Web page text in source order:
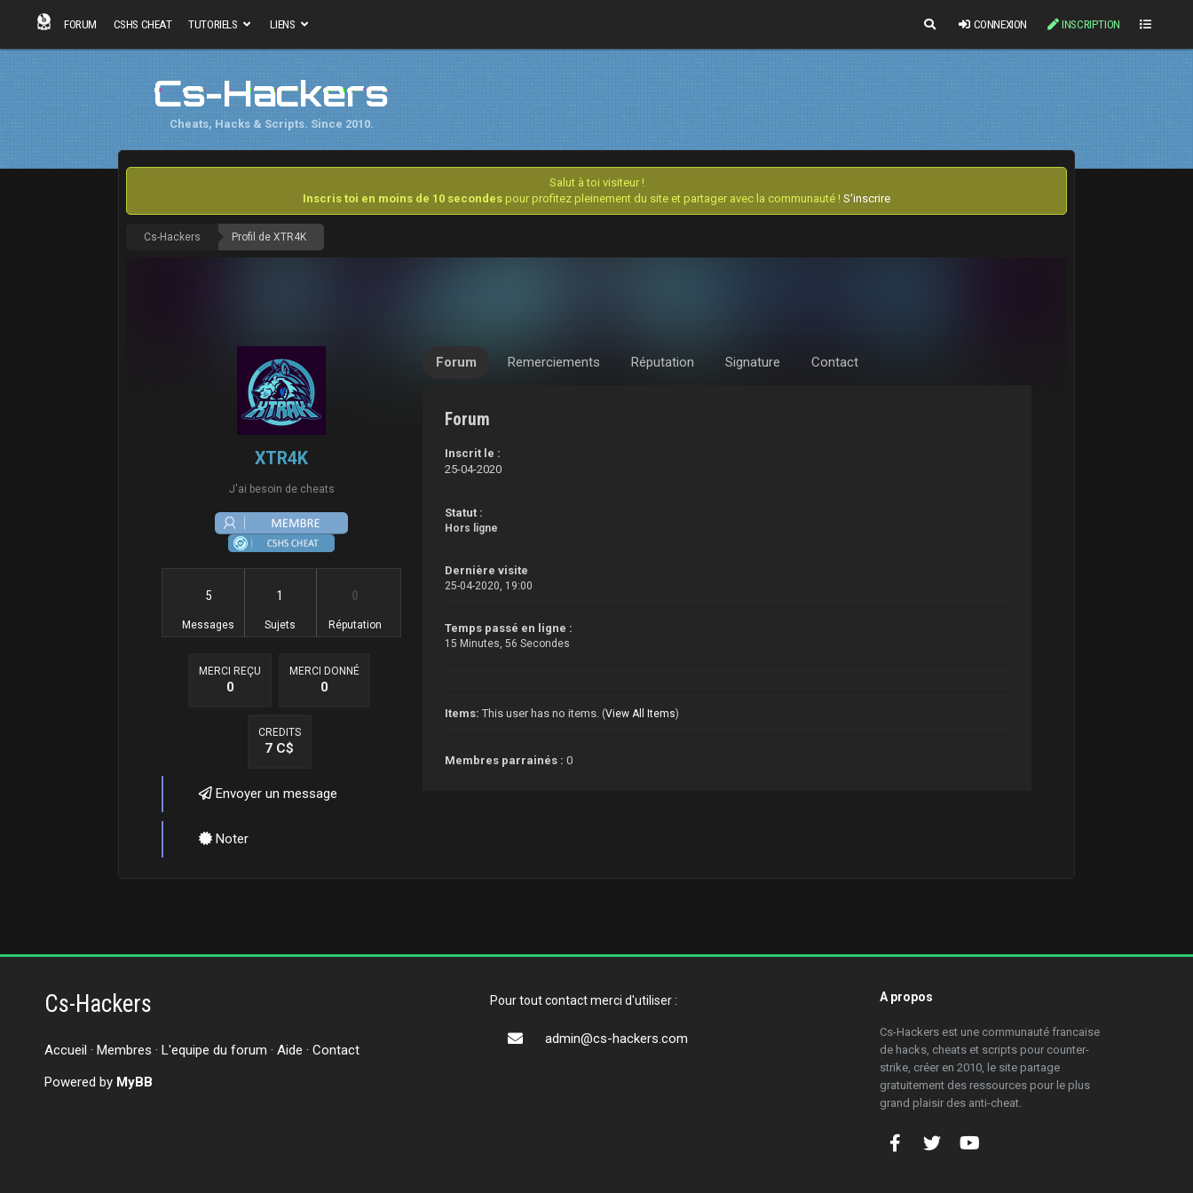
CONNEXION INSCRIPTION
FORUM CSHS CHEAT TUTORIELS LIENS
Cs-Hackers
Cheats, Hacks & Scripts. Since 2010.
Salut à toi visiteur !
Inscris toi en moins de 10 secondes pour profitez pleinement du site et partager avec la communauté ! S'inscrire
Cs-Hackers Profil de XTR4K
XTR4K
J'ai besoin de cheats
5
Messages
1
Sujets
0
Réputation
MERCI REÇU
0
MERCI DONNÉ
0
CREDITS
7 C$
Envoyer un message
Noter
Forum Remerciements Réputation Signature Contact
Forum
Inscrit le :
25-04-2020
Statut :
Hors ligne
Dernière visite
25-04-2020, 19:00
Temps passé en ligne :
15 Minutes, 56 Secondes
Items: This user has no items. (View All Items)
Membres parrainés :0
Cs-Hackers
Accueil · Membres · L'equipe du forum · Aide · Contact
Powered by MyBB
Pour tout contact merci d'utiliser :
admin@cs-hackers.com
A propos
Cs-Hackers est une communauté francaise
de hacks, cheats et scripts pour counter-
strike, créer en 2010, le site partage
gratuitement des ressources pour le plus
grand plaisir des anti-cheat.